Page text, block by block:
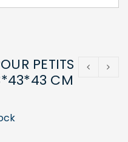
PETITS
CM